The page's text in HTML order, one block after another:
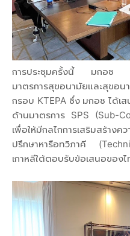
การประชุมครั้งนี้ มกอช เป็
มาตรการสุขอนามัยและสุขอ
กรอบ KTEPA ซึ่ง มกอช ได้เ
ด้านมาตรการ SPS (Sub-
เพื่อให้มีกลไกการเสริมสร้า
ปรึกษาหารือทวิภาคี
เกาหลีใต้ตอบรับข้อเสนอของไ